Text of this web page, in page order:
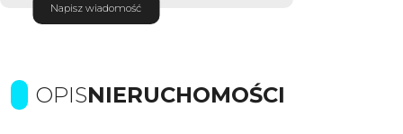
Napisz wiadomość
OPISNIERUCHOMOŚCI